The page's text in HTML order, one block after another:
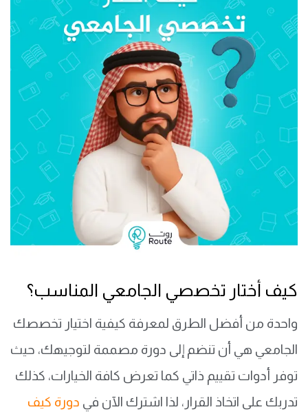
كيف أختار تخصصي الجامعي المناسب؟
واحدة من أفضل الطرق لمعرفة كيفية اختيار تخصصك
الجامعي هي أن تنضم إلى دورة مصممة لتوجيهك، حيث
توفر أدوات تقييم ذاتي كما تعرض كافة الخيارات، كذلك
تدربك على اتخاذ القرار، لذا اشترك الآن في دورة كيف